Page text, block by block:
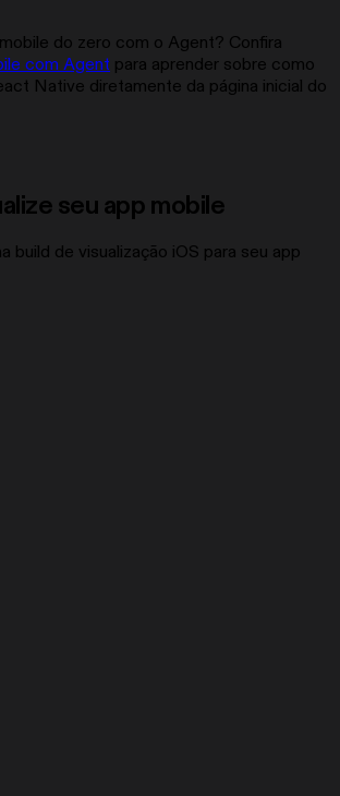
do zero com o Agent? Confira
com Agent para aprender sobre como
Native diretamente da página inicial do
seu app mobile
build de visualização iOS para seu app